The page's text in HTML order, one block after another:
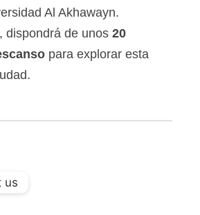
Al Akhawayn.
dispondrá de unos 20
para explorar esta
us